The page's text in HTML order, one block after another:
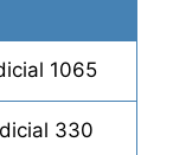
1065
330